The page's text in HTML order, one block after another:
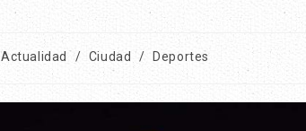
Actualidad / Ciudad / Deportes